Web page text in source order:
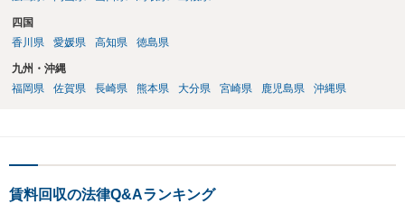
四国
香川県
愛媛県 高知県 徳島県
九州・沖縄
福岡県
佐賀県 長崎県 熊本県 大分県 宮崎県 鹿児島県 沖縄県
賃料回収の法律Q&Aランキング